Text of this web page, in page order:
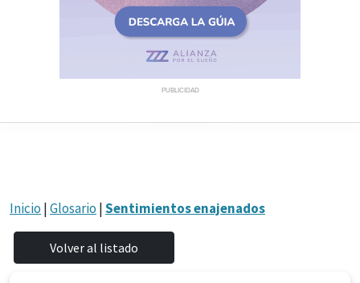
PUBLICIDAD
Inicio |Glosario |Sentimientos enajenados